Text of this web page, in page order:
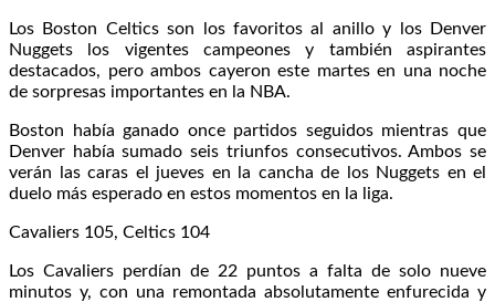
Los Boston Celtics son los favoritos al anillo y los Denver
Nuggets los vigentes campeones y también aspirantes
destacados, pero ambos cayeron este martes en una noche
de sorpresas importantes en la NBA.
Boston había ganado once partidos seguidos mientras que
Denver había sumado seis triunfos consecutivos. Ambos se
verán las caras el jueves en la cancha de los Nuggets en el
duelo más esperado en estos momentos en la liga.
Cavaliers 105, Celtics 104
Los Cavaliers perdían de 22 puntos a falta de solo nueve
minutos y, con una remontada absolutamente enfurecida y